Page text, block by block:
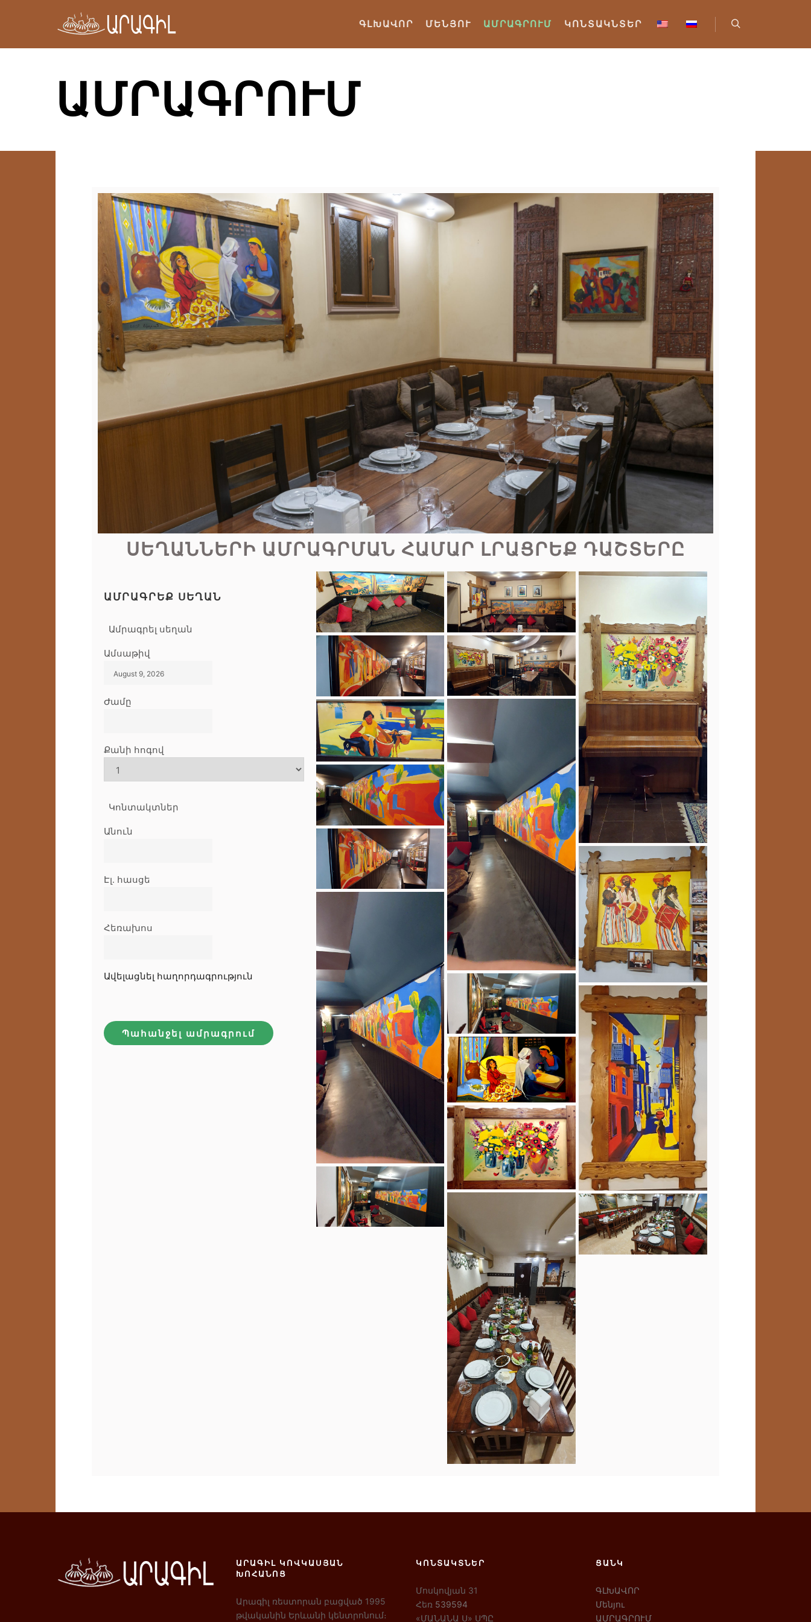
ԳԼԽԱՎՈՐ ՄԵՆՅՈՒ ԱՄՐԱԳՐՈՒՄ ԿՈՆՏԱԿՆՏԵՐ
ԱՄՐԱԳՐՈՒՄ
ՍԵՂԱՆՆԵՐԻ ԱՄՐԱԳՐՄԱՆ ՀԱՄԱՐ ԼՐԱՑՐԵՔ ԴԱՇՏԵՐԸ
ԱՄՐԱԳՐԵՔ ՍԵՂԱՆ
Ամրագրել սեղան
Ամսաթիվ
Ժամը
Քանի հոգով
Կոնտակտներ
Անուն
Էլ․ հասցե
Հեռախոս
Ավելացնել հաղորդագրություն
Պահանջել ամրագրում
ԱՐԱԳԻԼ ԿՈՎԿԱՍՅԱՆ
ԽՈՀԱՆՈՑ
Արագիլ ռեստորան բացված 1995
թվականին Երևանի կենտրոնում։
ԿՈՆՏԱԿՏՆԵՐ
Մոսկովյան 31
Հեռ 539594
«ՄԱՆԱՆԱ Ս» ՍՊԸ
ՑԱՆԿ
ԳԼԽԱՎՈՐ
Մենյու
ԱՄՐԱԳՐՈՒՄ